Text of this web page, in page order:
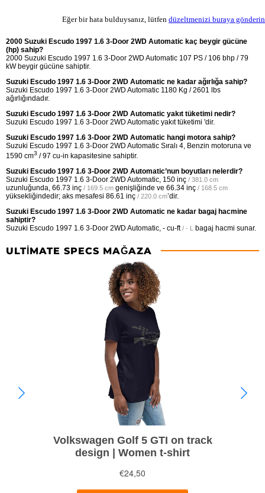
Eğer bir hata bulduysanız, lütfen düzeltmenizi buraya gönderin
2000 Suzuki Escudo 1997 1.6 3-Door 2WD Automatic kaç beygir gücüne
(hp) sahip?
2000 Suzuki Escudo 1997 1.6 3-Door 2WD Automatic 107 PS / 106 bhp / 79
kW beygir gücüne sahiptir.
Suzuki Escudo 1997 1.6 3-Door 2WD Automatic ne kadar ağırlığa sahip?
Suzuki Escudo 1997 1.6 3-Door 2WD Automatic 1180 Kg / 2601 lbs
ağırlığındadır.
Suzuki Escudo 1997 1.6 3-Door 2WD Automatic yakıt tüketimi nedir?
Suzuki Escudo 1997 1.6 3-Door 2WD Automatic yakıt tüketimi 'dir.
Suzuki Escudo 1997 1.6 3-Door 2WD Automatic hangi motora sahip?
Suzuki Escudo 1997 1.6 3-Door 2WD Automatic Sıralı 4, Benzin motoruna ve
1590 cm3 / 97 cu-in kapasitesine sahiptir.
Suzuki Escudo 1997 1.6 3-Door 2WD Automatic’nun boyutları nelerdir?
Suzuki Escudo 1997 1.6 3-Door 2WD Automatic, 150 inç / 381.0 cm
uzunluğunda, 66.73 inç / 169.5 cm genişliğinde ve 66.34 inç / 168.5 cm
yüksekliğindedir; aks mesafesi 86.61 inç / 220.0 cm’dir.
Suzuki Escudo 1997 1.6 3-Door 2WD Automatic ne kadar bagaj hacmine
sahiptir?
Suzuki Escudo 1997 1.6 3-Door 2WD Automatic, - cu-ft / - L bagaj hacmi sunar.
ULTIMATE SPECS MAĞAZA